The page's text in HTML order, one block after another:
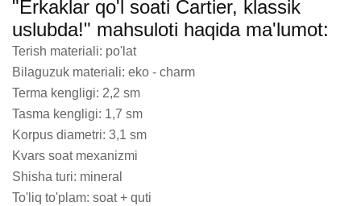
"Erkaklar qo'l soati Cartier, klassik
uslubda!" mahsuloti haqida ma'lumot:
Terish materiali: po'lat
Bilaguzuk materiali: eko - charm
Terma kengligi: 2,2 sm
Tasma kengligi: 1,7 sm
Korpus diametri: 3,1 sm
Kvars soat mexanizmi
Shisha turi: mineral
To'liq to'plam: soat + quti